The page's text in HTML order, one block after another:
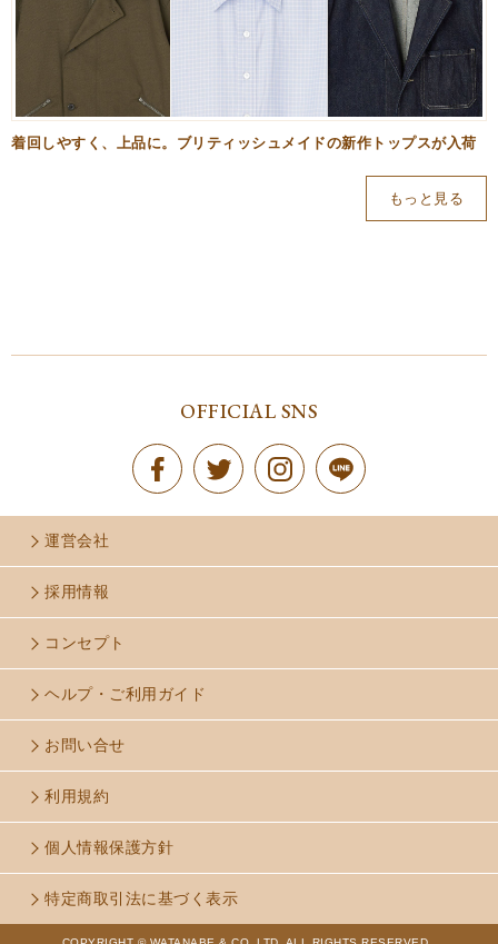
着回しやすく、上品に。ブリティッシュメイドの新作トップスが入荷
もっと見る
OFFICIAL SNS
運営会社
採用情報
コンセプト
ヘルプ・ご利用ガイド
お問い合せ
利用規約
個人情報保護方針
特定商取引法に基づく表示